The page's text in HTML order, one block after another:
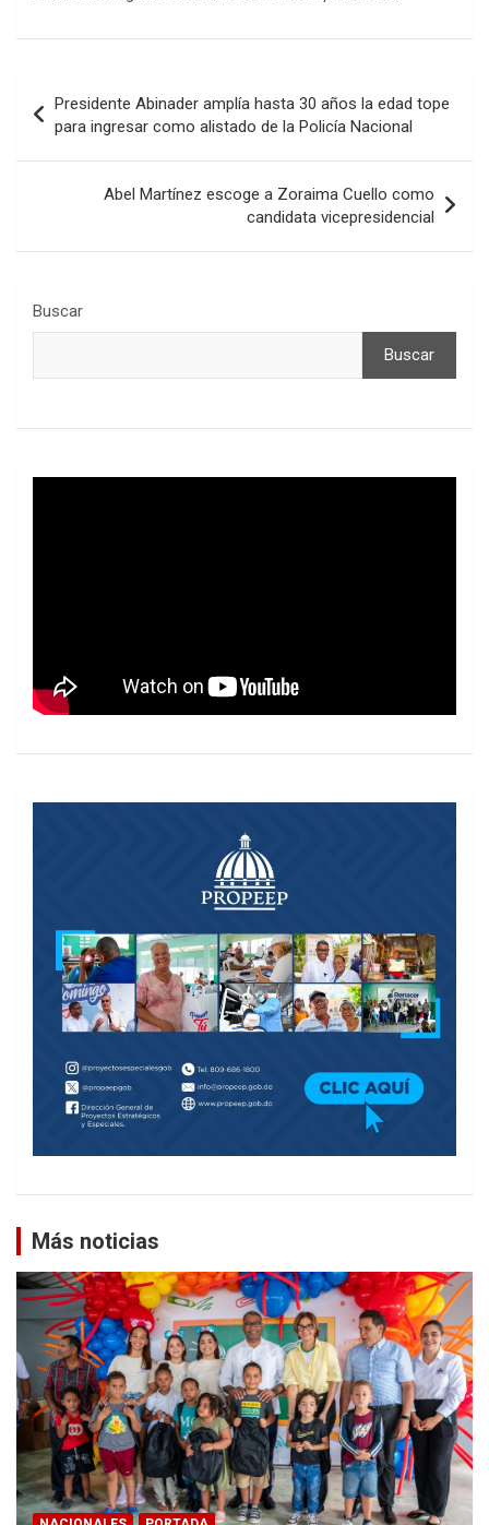
de
entradas
Presidente Abinader amplía hasta 30 años la edad tope
para ingresar como alistado de la Policía Nacional
Abel Martínez escoge a Zoraima Cuello como
candidata vicepresidencial
Buscar
Buscar
Más noticias